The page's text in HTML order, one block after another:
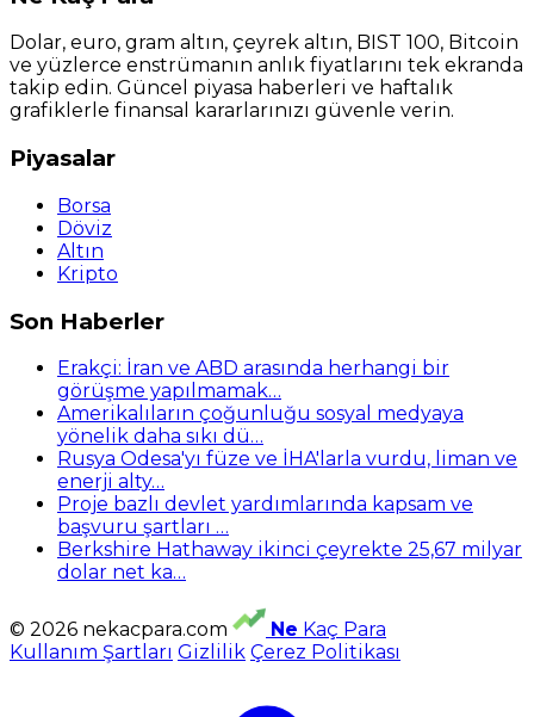
Dolar, euro, gram altın, çeyrek altın, BIST 100, Bitcoin
ve yüzlerce enstrümanın anlık fiyatlarını tek ekranda
takip edin. Güncel piyasa haberleri ve haftalık
grafiklerle finansal kararlarınızı güvenle verin.
Piyasalar
Borsa
Döviz
Altın
Kripto
Son Haberler
Erakçi: İran ve ABD arasında herhangi bir
görüşme yapılmamak…
Amerikalıların çoğunluğu sosyal medyaya
yönelik daha sıkı dü…
Rusya Odesa'yı füze ve İHA'larla vurdu, liman ve
enerji alty…
Proje bazlı devlet yardımlarında kapsam ve
başvuru şartları …
Berkshire Hathaway ikinci çeyrekte 25,67 milyar
dolar net ka…
© 2026 nekacpara.com Ne Kaç Para
Kullanım Şartları Gizlilik Çerez Politikası